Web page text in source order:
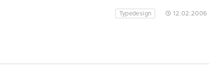
Typedesign 12.02.2006